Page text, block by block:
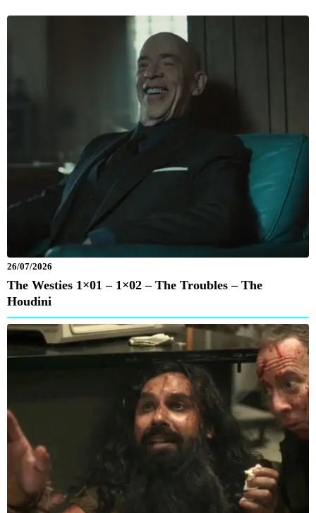
26/07/2026
The Westies 1×01 – 1×02 – The Troubles – The
Houdini